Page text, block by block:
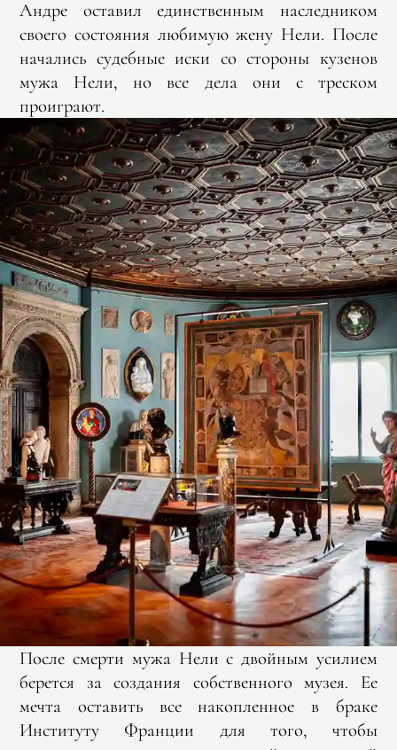
Андре оставил единственным наследником
своего состояния любимую жену Нели. После
начались судебные иски со стороны кузенов
мужа Нели, но все дела они с треском
проиграют.
После смерти мужа Нели с двойным усилием
берется за создания собственного музея. Ее
мечта оставить все накопленное в браке
Институту Франции для того, чтобы